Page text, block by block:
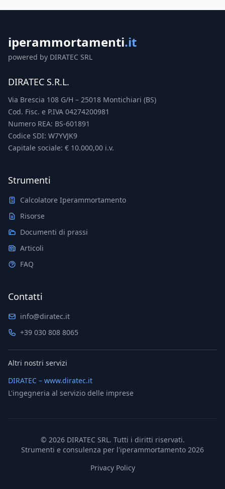
iperammortamenti.it
powered by DIRATEC SRL
DIRATEC S.R.L.
Via Brescia 108 G/H – 25018 Montichiari (BS)
Cod. Fisc. e P.IVA 04274200981
Numero REA: BS-601891
Codice SDI: W7YVJK9
Capitale sociale: € 10.000,00 i.v.
Strumenti
Calcolatore Iperammortamento
Risorse
Documenti di prassi
Articoli
FAQ
Contatti
info@diratec.it
+39 030 808 8065
Altri nostri servizi
DIRATEC – www.diratec.it
L'ingegneria al servizio delle imprese
© 2026DIRATEC SRL. Tutti i diritti riservati.
Strumenti e consulenza per l'iperammortamento 2026
Privacy Policy